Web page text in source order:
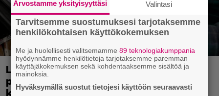
Lapset ostivat isälle lahjaksi arvan –
päävoitto tuli, mutta miten sitten
kävikään
Arvostamme yksityisyyttäsi Valintasi
Tarvitsemme suostumuksesi tarjotaksemme
henkilökohtaisen käyttökokemuksen
Me ja huolellisesti valitsemamme89 teknologiakumppania
hyödynnämme henkilötietoja tarjotaksemme paremman
käyttäjäkokemuksen sekä kohdentaaksemme sisältöä ja
mainoksia.
Hyväksymällä suostut tietojesi käyttöön seuraavasti